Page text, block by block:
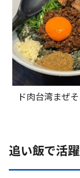
ド肉台湾まぜ
追い飯で活